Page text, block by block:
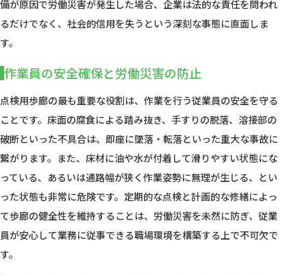
備が原因で労働災害が発生した場合、企業は法的な責任を問われ
るだけでなく、社会的信用を失うという深刻な事態に直面しま
す。
作業員の安全確保と労働災害の防止
点検用歩廊の最も重要な役割は、作業を行う従業員の安全を守る
ことです。床面の腐食による踏み抜き、手すりの脱落、溶接部の
破断といった不具合は、即座に墜落・転落といった重大な事故に
繋がります。また、床材に油や水が付着して滑りやすい状態にな
っている、あるいは通路幅が狭く作業姿勢に無理が生じる、とい
った状態も非常に危険です。定期的な点検と計画的な修繕によっ
て歩廊の健全性を維持することは、労働災害を未然に防ぎ、従業
員が安心して業務に従事できる職場環境を構築する上で不可欠で
す。